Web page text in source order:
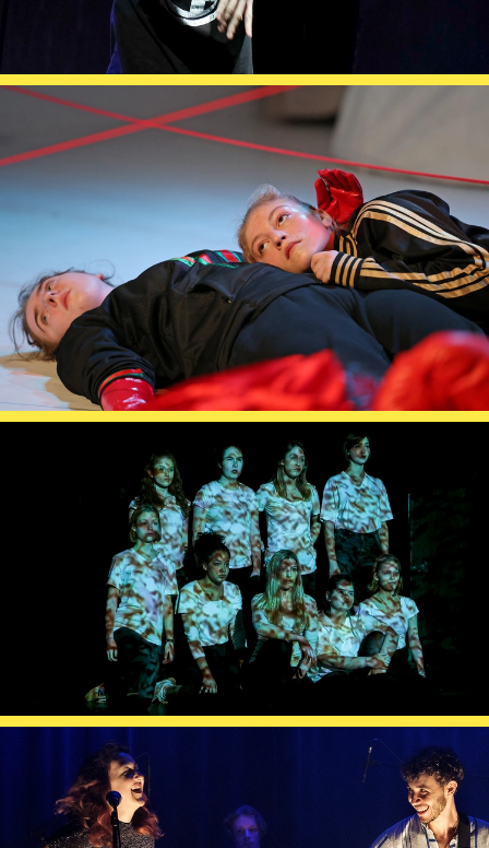
SERVICE
Karten + Preise
Anfahrt
Vermietung
Café
SPENDEN + FÖRDERN
Translate to English
SUCHE Suchbegriffe
Suchen